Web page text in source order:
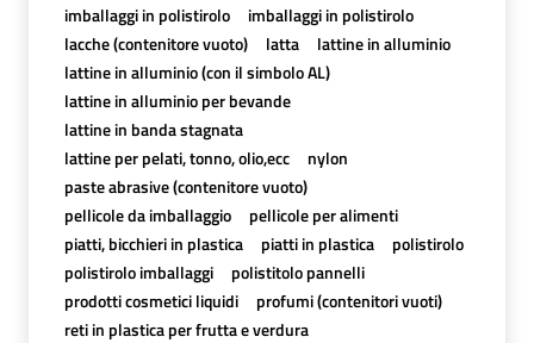
imballaggi in polistirolo
imballaggi in polistirolo
lacche (contenitore vuoto)
latta
lattine in alluminio
lattine in alluminio (con il simbolo AL)
lattine in alluminio per bevande
lattine in banda stagnata
lattine per pelati, tonno, olio,ecc
nylon
paste abrasive (contenitore vuoto)
pellicole da imballaggio
pellicole per alimenti
piatti, bicchieri in plastica
piatti in plastica
polistirolo
polistirolo imballaggi
polistitolo pannelli
prodotti cosmetici liquidi
profumi (contenitori vuoti)
reti in plastica per frutta e verdura